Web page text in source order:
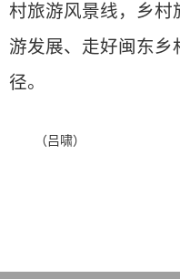
村旅游风景线，乡村
游发展、走好闽东乡
径。
（吕啸）